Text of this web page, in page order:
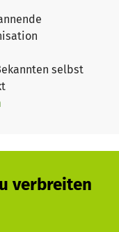
selbst
verbreiten